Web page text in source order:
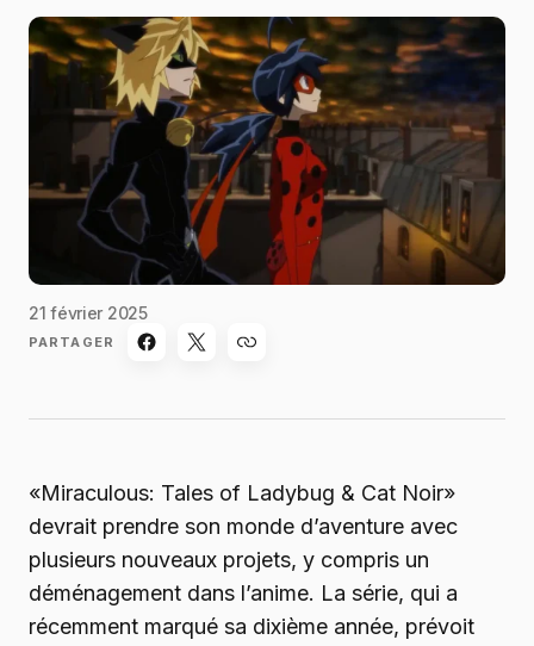
21 février 2025
PARTAGER
«Miraculous: Tales of Ladybug & Cat Noir»
devrait prendre son monde d’aventure avec
plusieurs nouveaux projets, y compris un
déménagement dans l’anime. La série, qui a
récemment marqué sa dixième année, prévoit